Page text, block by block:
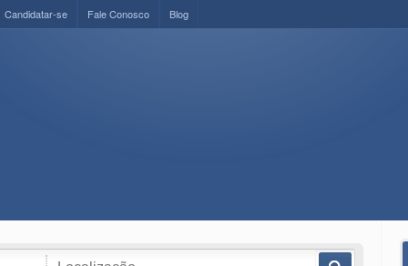
Candidatar-se Fale Conosco Blog